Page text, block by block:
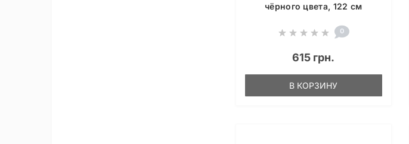
чёрного цвета, 122 см
0
615 грн.
В КОРЗИНУ